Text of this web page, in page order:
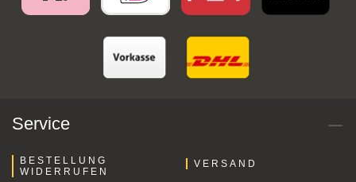
Service
BESTELLUNG
WIDERRUFEN
VERSAND